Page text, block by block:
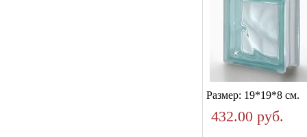
Размер: 19*19*8 см.
432.00 руб.